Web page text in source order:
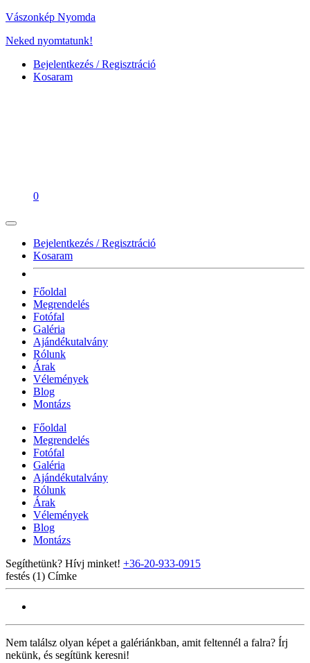
Vászonkép Nyomda
Neked nyomtatunk!
Bejelentkezés / Regisztráció
Kosaram
0
Bejelentkezés / Regisztráció
Kosaram
Főoldal
Megrendelés
Fotófal
Galéria
Ajándékutalvány
Rólunk
Árak
Vélemények
Blog
Montázs
Főoldal
Megrendelés
Fotófal
Galéria
Ajándékutalvány
Rólunk
Árak
Vélemények
Blog
Montázs
Segíthetünk? Hívj minket! +36-20-933-0915
festés (1) Címke
Nem találsz olyan képet a galériánkban, amit feltennél a falra? Írj
nekünk, és segítünk keresni!